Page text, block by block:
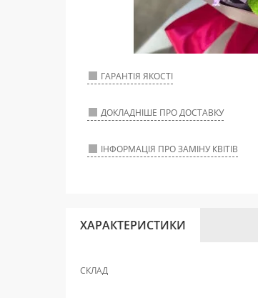
ГАРАНТІЯ ЯКОСТІ
ДОКЛАДНІШЕ ПРО ДОСТАВКУ
ІНФОРМАЦІЯ ПРО ЗАМІНУ КВІТІВ
ХАРАКТЕРИСТИКИ
СКЛАД